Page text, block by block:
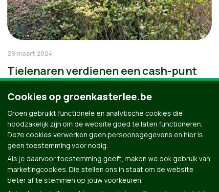
29 maart 2024
Tielenaren verdienen een cash-punt
Cookies op groenkasterlee.be
Groen gebruikt functionele en analytische cookies die
noodzakelijk zijn om de website goed te laten functioneren.
Deze cookies verwerken geen persoonsgegevens en hier is
geen toestemming voor nodig.
Als je daarvoor toestemming geeft, maken we ook gebruik van
marketingcookies. Die stellen ons in staat om de website
beter af te stemmen op jouw voorkeuren.